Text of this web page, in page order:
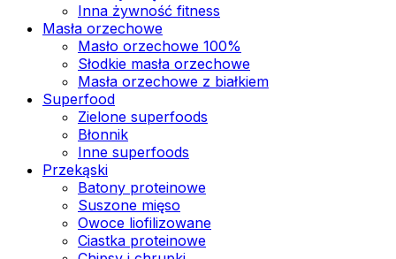
Inna żywność fitness
Masła orzechowe
Masło orzechowe 100%
Słodkie masła orzechowe
Masła orzechowe z białkiem
Superfood
Zielone superfoods
Błonnik
Inne superfoods
Przekąski
Batony proteinowe
Suszone mięso
Owoce liofilizowane
Ciastka proteinowe